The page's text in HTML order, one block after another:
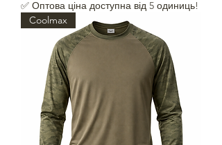
✅ Оптова ціна доступна від 5 одиниць!
Coolmax